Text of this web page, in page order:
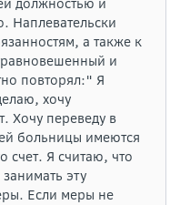
должностью и
Наплевательски
а также к
и
повторял:" Я
хочу
Хочу переведу в
больницы имеются
счет. Я считаю, что
эту
Если меры не